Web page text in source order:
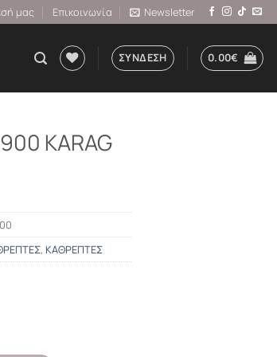
μας Επικοινωνία Newsletter
ΣΎΝΔΕΣΗ 0.00€
KARAG
, ΚΑΘΡΕΠΤΕΣ